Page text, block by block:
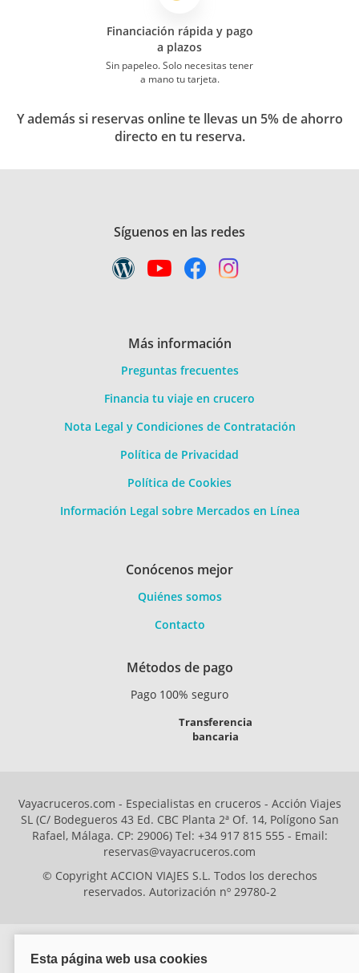
Financiación rápida y pago
a plazos
Sin papeleo. Solo necesitas tener
a mano tu tarjeta.
Y además si reservas online te llevas un 5% de ahorro
directo en tu reserva.
Síguenos en las redes
Más información
Preguntas frecuentes
Financia tu viaje en crucero
Nota Legal y Condiciones de Contratación
Política de Privacidad
Política de Cookies
Información Legal sobre Mercados en Línea
Conócenos mejor
Quiénes somos
Contacto
Métodos de pago
Pago 100% seguro
Transferencia
bancaria
Vayacruceros.com - Especialistas en cruceros - Acción Viajes
SL (C/ Bodegueros 43 Ed. CBC Planta 2ª Of. 14, Polígono San
Rafael, Málaga. CP: 29006) Tel: +34 917 815 555 - Email:
reservas@vayacruceros.com
© Copyright ACCION VIAJES S.L. Todos los derechos
reservados. Autorización nº 29780-2